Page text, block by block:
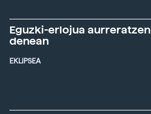
Eguzki-erlojua aurreratzen
denean
EKLIPSEA